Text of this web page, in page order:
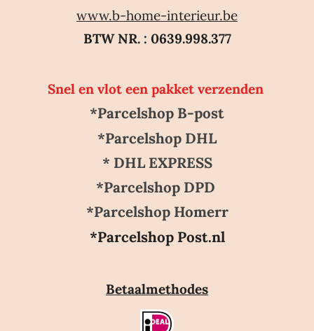
www.b-home-interieur.be
BTW NR. : 0639.998.377
Snel en vlot een pakket verzenden
*Parcelshop B-post
*Parcelshop DHL
* DHL EXPRESS
*Parcelshop DPD
*Parcelshop Homerr
*Parcelshop Post.nl
Betaalmethodes